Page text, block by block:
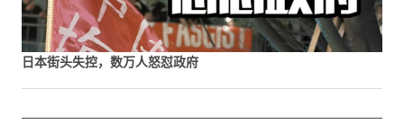
日本街头失控，数万人怒怼政府